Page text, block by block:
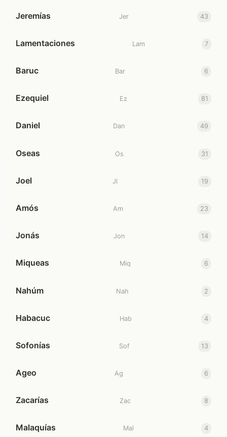
Jeremías Jer 43
Lamentaciones Lam 7
Baruc Bar 6
Ezequiel Ez 81
Daniel Dan 49
Oseas Os 31
Joel Jl 19
Amós Am 23
Jonás Jon 14
Miqueas Miq 6
Nahúm Nah 2
Habacuc Hab 4
Sofonías Sof 13
Ageo Ag 6
Zacarías Zac 8
Malaquías Mal 4